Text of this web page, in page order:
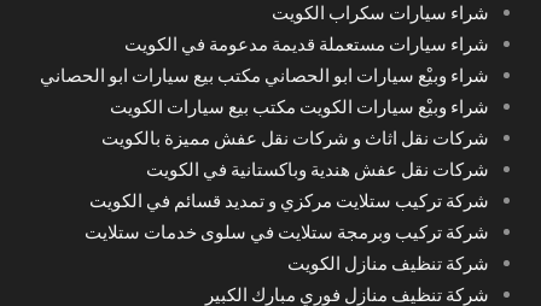
شراء سيارات سكراب الكويت
شراء سيارات مستعملة قديمة مدعومة في الكويت
شراء وبيْع سيارات ابو الحصاني مكتب بيع سيارات ابو الحصاني
شراء وبيْع سيارات الكويت مكتب بيع سيارات الكويت
شركات نقل اثاث و شركات نقل عفش مميزة بالكويت
شركات نقل عفش هندية وباكستانية في الكويت
شركة تركيب ستلايت مركزي و تمديد قسائم في الكويت
شركة تركيب وبرمجة ستلايت في سلوى خدمات ستلايت
شركة تنظيف منازل الكويت
شركة تنظيف منازل فوري مبارك الكبير